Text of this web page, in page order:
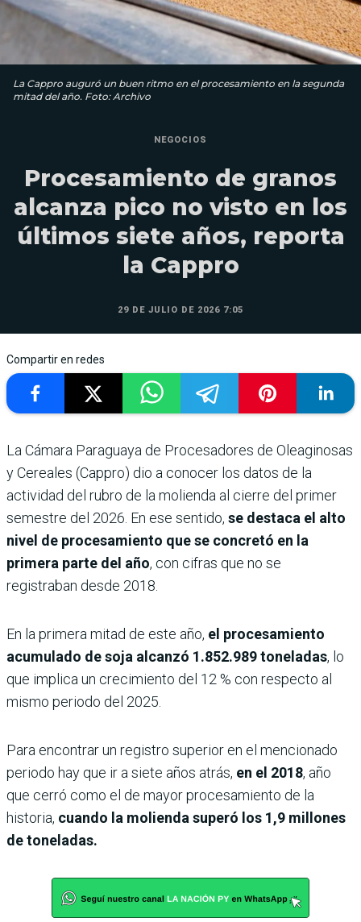
La Cappro auguró un buen ritmo en el procesamiento en la segunda
mitad del año. Foto: Archivo
NEGOCIOS
Procesamiento de granos
alcanza pico no visto en los
últimos siete años, reporta
la Cappro
29 DE JULIO DE 2026 7:05
Compartir en redes
La Cámara Paraguaya de Procesadores de Oleaginosas
y Cereales (Cappro) dio a conocer los datos de la
actividad del rubro de la molienda al cierre del primer
semestre del 2026. En ese sentido, se destaca el alto
nivel de procesamiento que se concretó en la
primera parte del año, con cifras que no se
registraban desde 2018.
En la primera mitad de este año, el procesamiento
acumulado de soja alcanzó 1.852.989 toneladas, lo
que implica un crecimiento del 12 % con respecto al
mismo periodo del 2025.
Para encontrar un registro superior en el mencionado
periodo hay que ir a siete años atrás, en el 2018, año
que cerró como el de mayor procesamiento de la
historia, cuando la molienda superó los 1,9 millones
de toneladas.